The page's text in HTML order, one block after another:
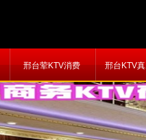
邢台荤KTV消费 邢台KTV